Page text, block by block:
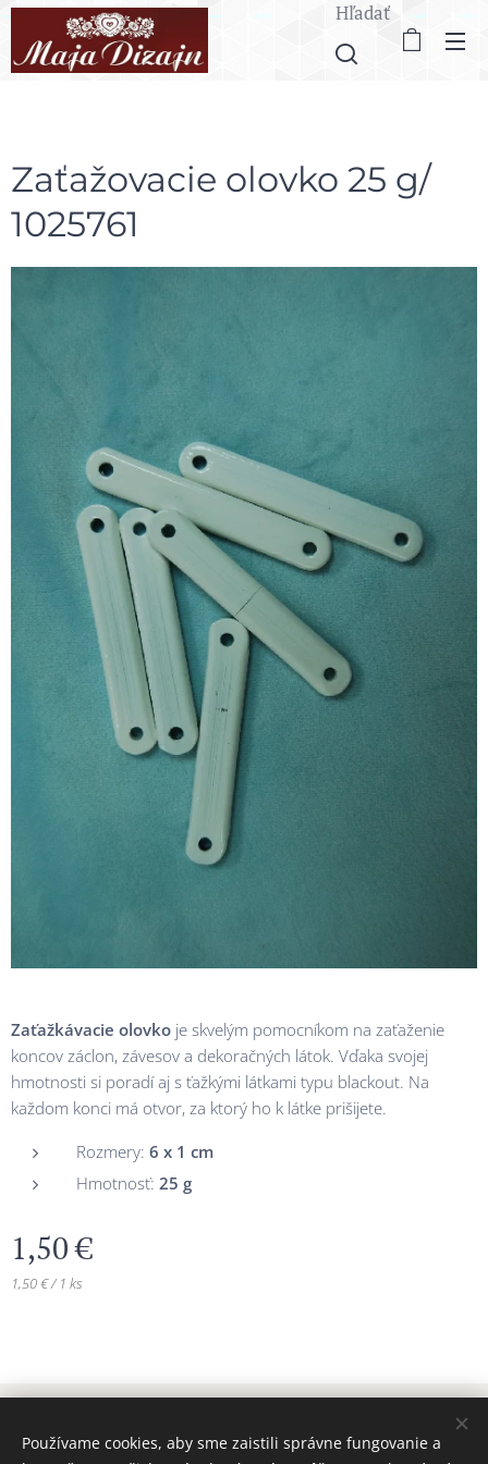
Hľadať
Zaťažovacie olovko 25 g/
1025761
Zaťažkávacie olovko je skvelým pomocníkom na zaťaženie
koncov záclon, závesov a dekoračných látok. Vďaka svojej
hmotnosti si poradí aj s ťažkými látkami typu blackout. Na
každom konci má otvor, za ktorý ho k látke prišijete.
Rozmery: 6 x 1 cm
Hmotnosť: 25 g
1,50€
1,50 € / 1 ks
www.majadizajn.eu
Cookies
Používame cookies, aby sme zaistili správne fungovanie a